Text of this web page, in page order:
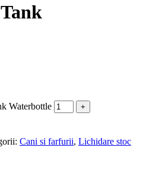
Waterbottle
Cani si farfurii, Lichidare stoc